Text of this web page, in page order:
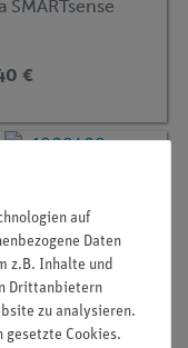
SMARTsense
€
auf
Daten
z.B. Inhalte und
Drittanbietern
zu analysieren.
Cookies.